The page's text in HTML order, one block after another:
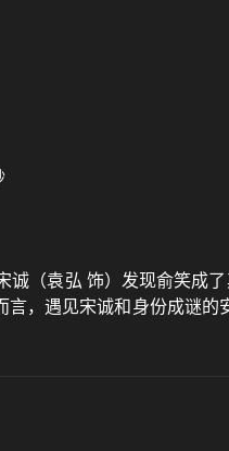
（袁弘 饰）发现俞笑成
，遇见宋诚和身份成谜